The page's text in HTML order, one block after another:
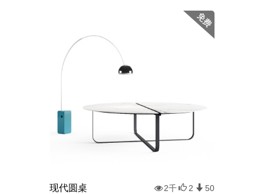
现代圆桌 2千 2 50